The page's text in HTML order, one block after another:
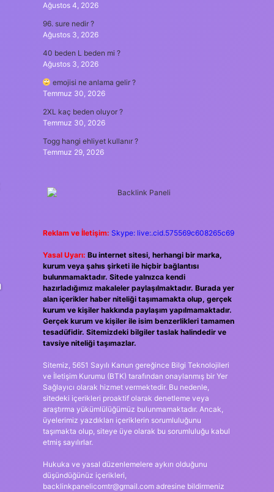
Ağustos 4, 2026
96. sure nedir ?
Ağustos 3, 2026
40 beden L beden mi ?
Ağustos 3, 2026
emojisi ne anlama gelir ?
Temmuz 30, 2026
2XL kaç beden oluyor ?
Temmuz 30, 2026
Togg hangi ehliyet kullanır ?
Temmuz 29, 2026
Reklam ve İletişim: Skype: live:.cid.575569c608265c69
Yasal Uyarı: Bu internet sitesi, herhangi bir marka,
kurum veya şahıs şirketi ile hiçbir bağlantısı
bulunmamaktadır. Sitede yalnızca kendi
hazırladığımız makaleler paylaşılmaktadır. Burada yer
alan içerikler haber niteliği taşımamakta olup, gerçek
kurum ve kişiler hakkında paylaşım yapılmamaktadır.
Gerçek kurum ve kişiler ile isim benzerlikleri tamamen
tesadüfidir. Sitemizdeki bilgiler taslak halindedir ve
tavsiye niteliği taşımazlar.
Sitemiz, 5651 Sayılı Kanun gereğince Bilgi Teknolojileri
ve İletişim Kurumu (BTK) tarafından onaylanmış bir Yer
Sağlayıcı olarak hizmet vermektedir. Bu nedenle,
sitedeki içerikleri proaktif olarak denetleme veya
araştırma yükümlülüğümüz bulunmamaktadır. Ancak,
üyelerimiz yazdıkları içeriklerin sorumluluğunu
taşımakta olup, siteye üye olarak bu sorumluluğu kabul
etmiş sayılırlar.
Hukuka ve yasal düzenlemelere aykırı olduğunu
düşündüğünüz içerikleri,
backlinkpanelicomtr@gmail.comadresine bildirmeniz